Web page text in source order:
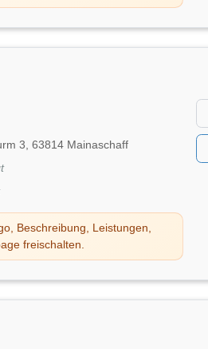
3, 63814 Mainaschaff
Beschreibung, Leistungen,
freischalten.